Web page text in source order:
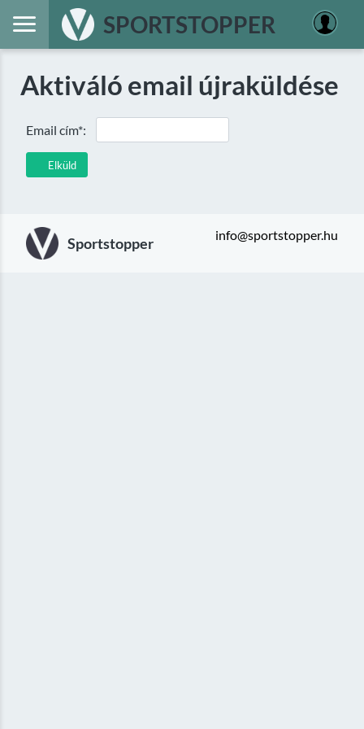
SPORTSTOPPER
Aktiváló email újraküldése
Elküld
Email cím*:
Sportstopper info@sportstopper.hu